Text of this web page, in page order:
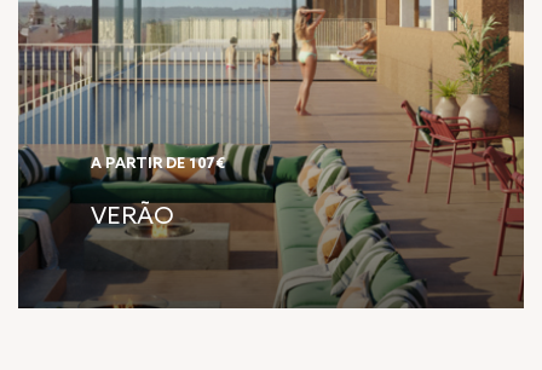
A PARTIR DE 107€
VERÃO